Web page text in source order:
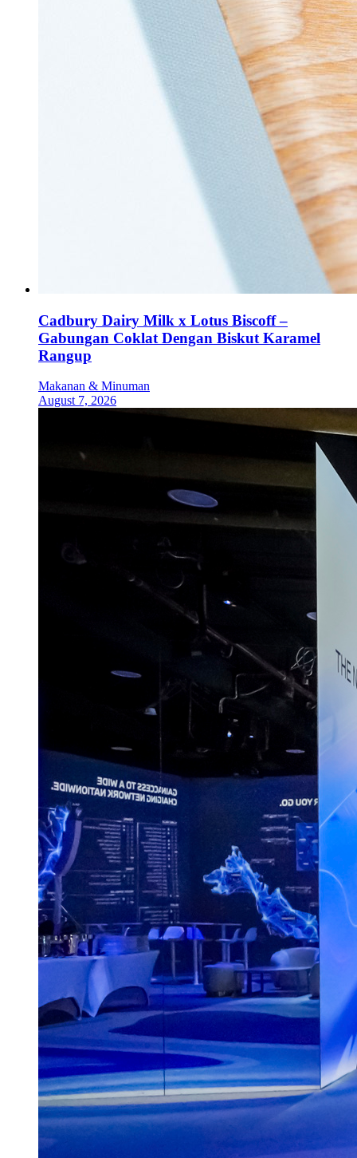
Cadbury Dairy Milk x Lotus Biscoff –
Gabungan Coklat Dengan Biskut Karamel
Rangup
Makanan & Minuman
August 7, 2026